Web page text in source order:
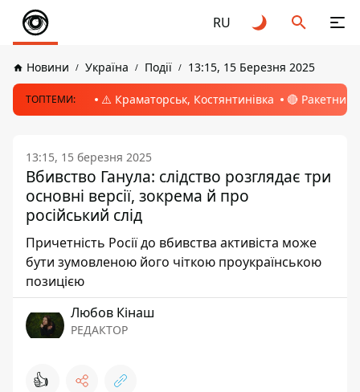
RU
Новини Україна Події 13:15, 15 Березня 2025
ТОПТЕМИ: ⚠️ Краматорськ, Костянтинівка 🔴 Ракетний
13:15, 15 березня 2025
Вбивство Ганула: слідство розглядає три
основні версії, зокрема й про
російський слід
Причетність Росії до вбивства активіста може
бути зумовленою його чіткою проукраїнською
позицією
Любов Кінаш
РЕДАКТОР
👍